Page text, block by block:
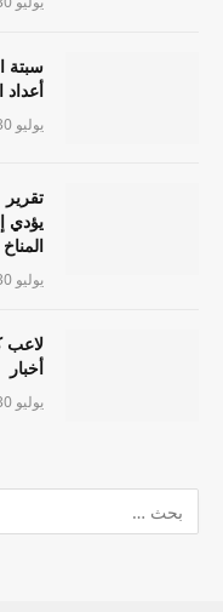
سبتة
أعداد
يوليو 30, 2026
يؤدي
المناخ
يوليو 30, 2026
لاعب
أخبار
يوليو 30, 2026